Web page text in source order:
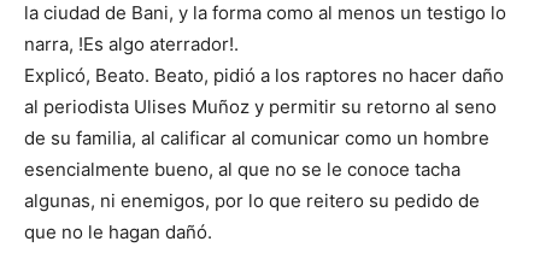
la ciudad de Bani, y la forma como al menos un testigo lo
narra, !Es algo aterrador!.
Explicó, Beato. Beato, pidió a los raptores no hacer daño
al periodista Ulises Muñoz y permitir su retorno al seno
de su familia, al calificar al comunicar como un hombre
esencialmente bueno, al que no se le conoce tacha
algunas, ni enemigos, por lo que reitero su pedido de
que no le hagan dañó.